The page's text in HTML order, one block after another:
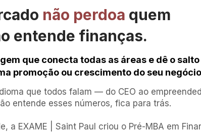
não perdoa quem
entende finanças.
que conecta todas as áreas e dê o salto
promoção ou crescimento do seu
que todos falam — do CEO ao
entende esses números, fica para trás.
a EXAME | Saint Paul criou o Pré-MBA em